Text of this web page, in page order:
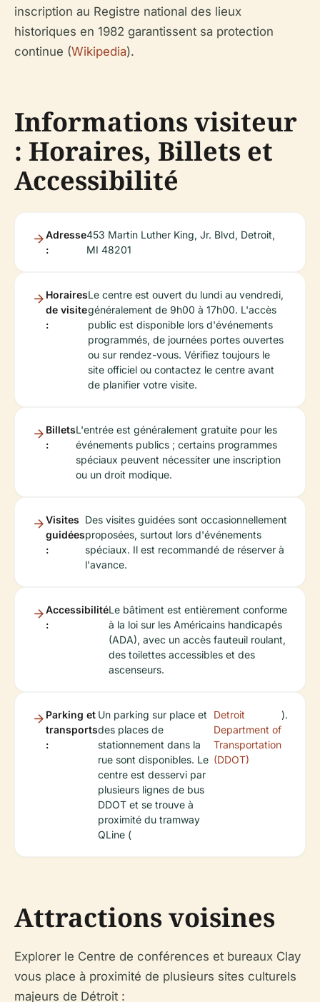
inscription au Registre national des lieux
historiques en 1982 garantissent sa protection
continue (Wikipedia).
Informations visiteur
: Horaires, Billets et
Accessibilité
Adresse
:
453 Martin Luther King, Jr. Blvd, Detroit,
MI 48201
Horaires
de visite
:
Le centre est ouvert du lundi au vendredi,
généralement de 9h00 à 17h00. L'accès
public est disponible lors d'événements
programmés, de journées portes ouvertes
ou sur rendez-vous. Vérifiez toujours le
site officiel ou contactez le centre avant
de planifier votre visite.
Billets
:
L'entrée est généralement gratuite pour les
événements publics ; certains programmes
spéciaux peuvent nécessiter une inscription
ou un droit modique.
Visites
guidées
:
Des visites guidées sont occasionnellement
proposées, surtout lors d'événements
spéciaux. Il est recommandé de réserver à
l'avance.
Accessibilité
:
Le bâtiment est entièrement conforme
à la loi sur les Américains handicapés
(ADA), avec un accès fauteuil roulant,
des toilettes accessibles et des
ascenseurs.
Parking et
transports
:
Un parking sur place et
des places de
stationnement dans la
rue sont disponibles. Le
centre est desservi par
plusieurs lignes de bus
DDOT et se trouve à
proximité du tramway
QLine (
Detroit
Department of
Transportation
(DDOT)
).
Attractions voisines
Explorer le Centre de conférences et bureaux Clay
vous place à proximité de plusieurs sites culturels
majeurs de Détroit :